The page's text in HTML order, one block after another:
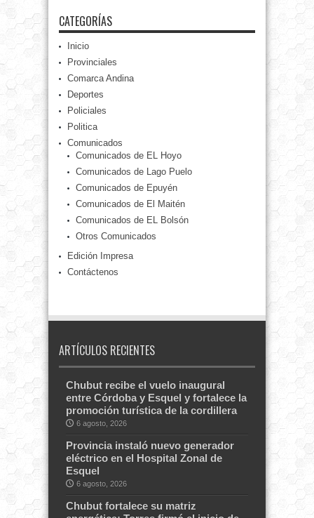
CATEGORÍAS
Inicio
Provinciales
Comarca Andina
Deportes
Policiales
Politica
Comunicados
Comunicados de EL Hoyo
Comunicados de Lago Puelo
Comunicados de Epuyén
Comunicados de El Maitén
Comunicados de EL Bolsón
Otros Comunicados
Edición Impresa
Contáctenos
ARTÍCULOS RECIENTES
Chubut recibe el vuelo inaugural
entre Córdoba y Esquel y fortalece la
promoción turística de la cordillera
6 agosto, 2026
Provincia instaló nuevo generador
eléctrico en el Hospital Zonal de
Esquel
6 agosto, 2026
Chubut fortalece su matriz